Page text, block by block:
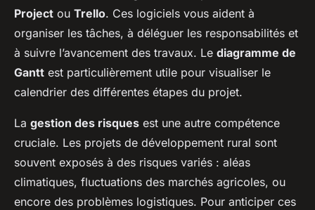
Project ou Trello. Ces logiciels vous aident à
organiser les tâches, à déléguer les responsabilités et
à suivre l’avancement des travaux. Le diagramme de
Gantt est particulièrement utile pour visualiser le
calendrier des différentes étapes du projet.
La gestion des risques est une autre compétence
cruciale. Les projets de développement rural sont
souvent exposés à des risques variés : aléas
climatiques, fluctuations des marchés agricoles, ou
encore des problèmes logistiques. Pour anticiper ces